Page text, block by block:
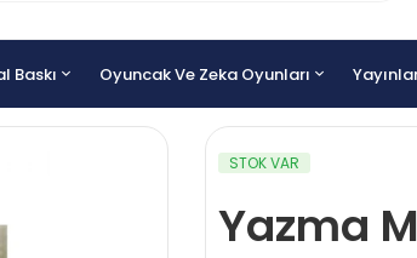
Baskı Oyuncak Ve Zeka Oyunları
STOK VAR
Yazma